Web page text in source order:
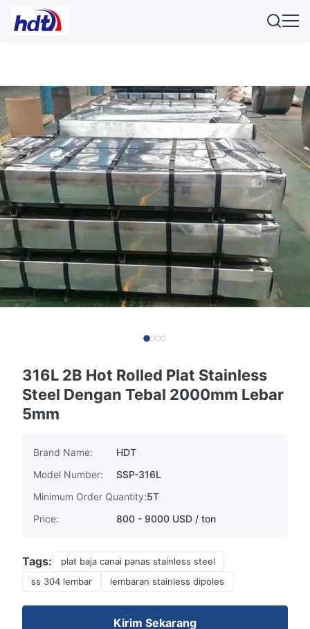
316L 2B Hot Rolled Plat Stainless
Steel Dengan Tebal 2000mm Lebar
5mm
Brand Name:
HDT
Model Number:
SSP-316L
Minimum Order Quantity:5T
Price:
800 - 9000 USD / ton
Tags:
plat baja canai panas stainless steel
ss 304 lembar
lembaran stainless dipoles
Kirim Sekarang